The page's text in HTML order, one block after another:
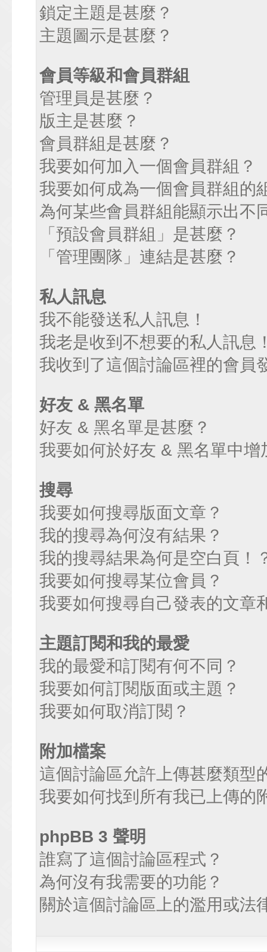
鎖定主題是甚麼？
主題圖示是甚麼？
會員等級和會員群組
管理員是甚麼？
版主是甚麼？
會員群組是甚麼？
我要如何加入一個會員群組？
我要如何成為一個會員群組的
為何某些會員群組能顯示出不
「預設會員群組」是甚麼？
「管理團隊」連結是甚麼？
私人訊息
我不能發送私人訊息！
我老是收到不想要的私人訊息
我收到了這個討論區裡的會員
好友 & 黑名單
好友 & 黑名單是甚麼？
我要如何於好友 & 黑名單中增
搜尋
我要如何搜尋版面文章？
我的搜尋為何沒有結果？
我的搜尋結果為何是空白頁！
我要如何搜尋某位會員？
我要如何搜尋自己發表的文章
主題訂閱和我的最愛
我的最愛和訂閱有何不同？
我要如何訂閱版面或主題？
我要如何取消訂閱？
附加檔案
這個討論區允許上傳甚麼類型
我要如何找到所有我已上傳的
phpBB 3 聲明
誰寫了這個討論區程式？
為何沒有我需要的功能？
關於這個討論區上的濫用或法